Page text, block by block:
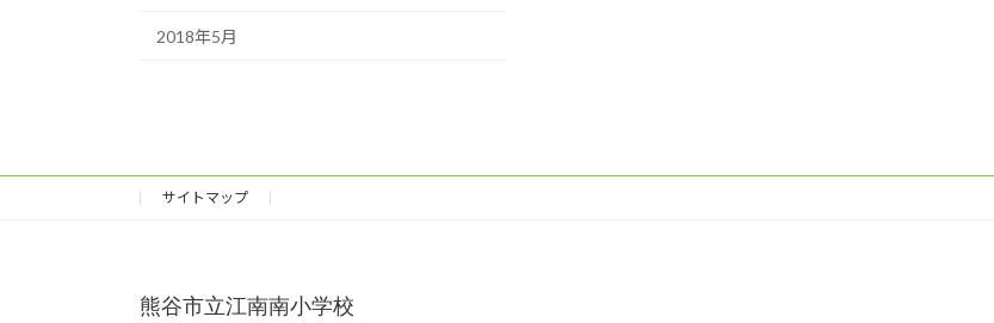
2018年5月
サイトマップ
熊谷市立江南南小学校